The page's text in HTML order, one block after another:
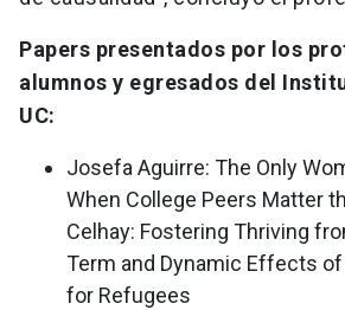
Papers presentados por los
alumnos y egresados del
UC:
Josefa Aguirre: The Only
When College Peers Matter
Celhay: Fostering Thriving
Term and Dynamic Effects
for Refugees